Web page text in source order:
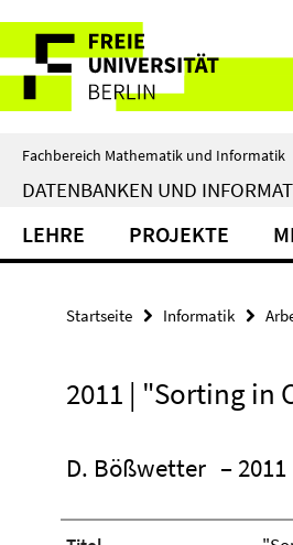
direkt
Inhalt
Service-
Navigation
Fachbereich Mathematik und Informatik
DATENBANKEN UND
LEHRE PROJEKTE
Startseite Informatik
2011 | "Sorting in
D. Bößwetter – 2011